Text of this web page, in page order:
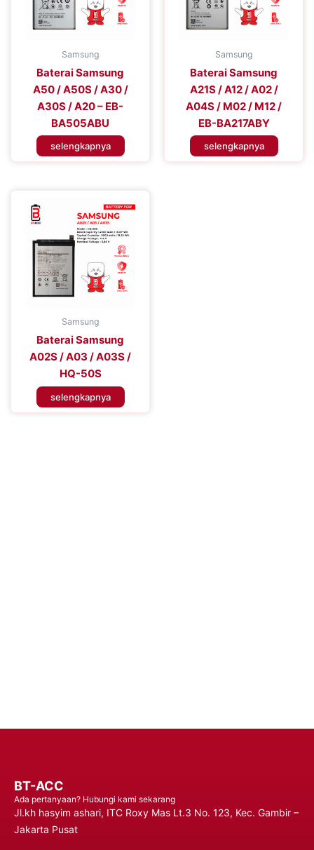
Samsung
Baterai Samsung
A50 / A50S / A30 /
A30S / A20 – EB-
BA505ABU
selengkapnya
Samsung
Baterai Samsung
A21S / A12 / A02 /
A04S / M02 / M12 /
EB-BA217ABY
selengkapnya
Samsung
Baterai Samsung
A02S / A03 / A03S /
HQ-50S
selengkapnya
BT-ACC
Ada pertanyaan? Hubungi kami sekarang
Jl.kh hasyim ashari, ITC Roxy Mas Lt.3 No. 123, Kec. Gambir –
Jakarta Pusat